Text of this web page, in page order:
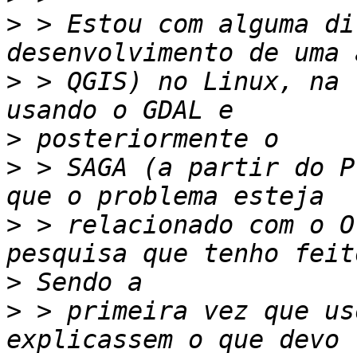
> > Estou com alguma
> > QGIS) no Linux,
>
> > SAGA (a partir do
> > relacionado com o
>
> > primeira vez que